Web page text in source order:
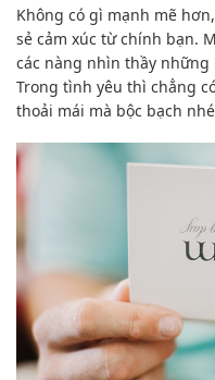
Không có gì mạnh mẽ
sẻ cảm xúc từ chính bạn.
các nàng nhìn thầy
Trong tình yêu thì chẳng
thoải mái mà bộc bạch